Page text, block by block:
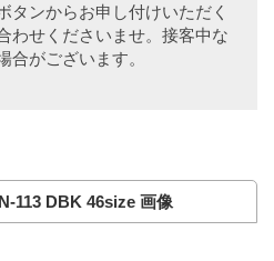
タンからお申し付けいただく
わせくださいませ。接客中な
合がございます。
113 DBK 46size 画像